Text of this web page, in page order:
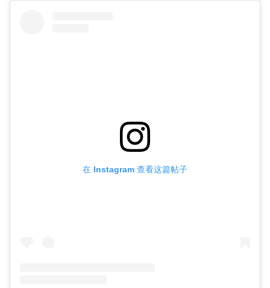
在 Instagram 查看这篇帖子